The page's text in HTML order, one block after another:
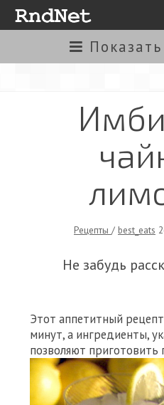
Показать
Рецепты / best_eats
Не забудь
Этот аппетитный рецепт
минут, а ингредиенты,
позволяют приготовить